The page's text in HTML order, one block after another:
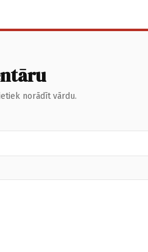
norādīt vārdu.